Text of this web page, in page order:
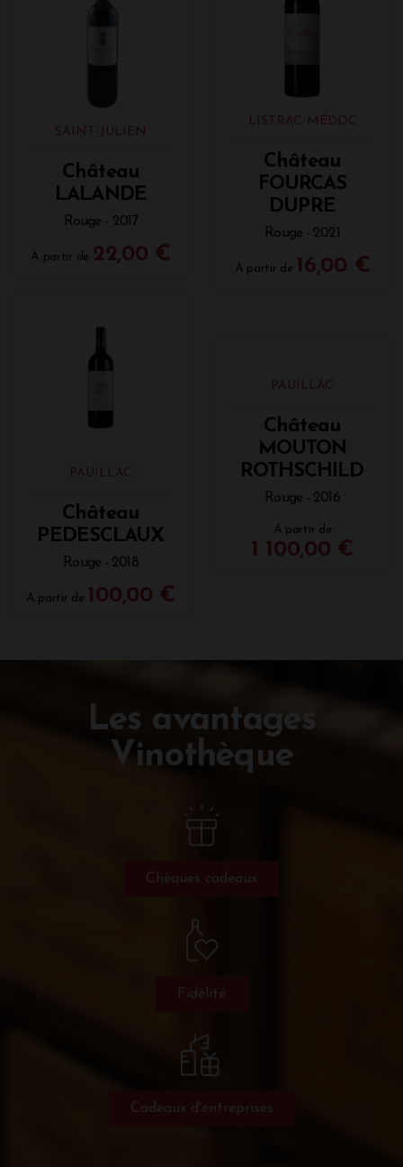
SAINT-JULIEN
Château
LALANDE
Rouge - 2017
A partir de 22,00 €
LISTRAC-MÉDOC
Château
FOURCAS
DUPRE
Rouge - 2021
A partir de 16,00 €
PAUILLAC
Château
PEDESCLAUX
Rouge - 2018
A partir de 100,00 €
PAUILLAC
Château
MOUTON
ROTHSCHILD
Rouge - 2016
A partir de
1 100,00 €
Les avantages
Vinothèque
Chèques cadeaux
Fidélité
Cadeaux d'entreprises